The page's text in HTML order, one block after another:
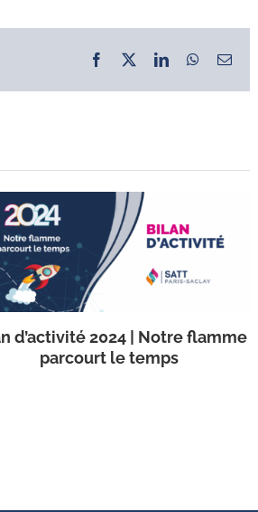
Facebook LinkedInWhatsApp
Email
d’activité 2024 | Notre flamme
parcourt le temps